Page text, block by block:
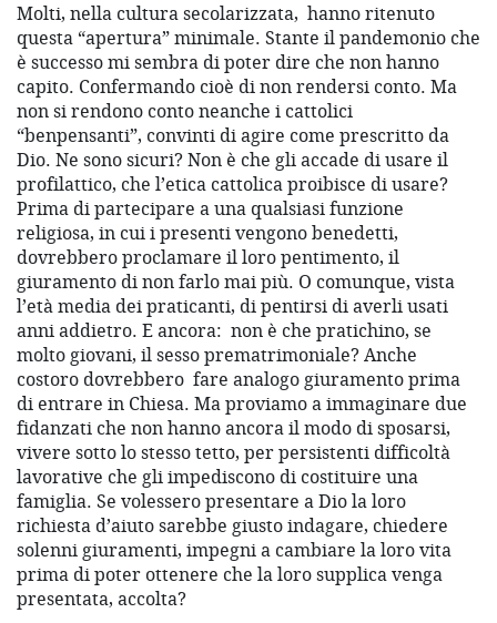
Molti, nella cultura secolarizzata, hanno ritenuto
questa “apertura” minimale. Stante il pandemonio che
è successo mi sembra di poter dire che non hanno
capito. Confermando cioè di non rendersi conto. Ma
non si rendono conto neanche i cattolici
“benpensanti”, convinti di agire come prescritto da
Dio. Ne sono sicuri? Non è che gli accade di usare il
profilattico, che l’etica cattolica proibisce di usare?
Prima di partecipare a una qualsiasi funzione
religiosa, in cui i presenti vengono benedetti,
dovrebbero proclamare il loro pentimento, il
giuramento di non farlo mai più. O comunque, vista
l’età media dei praticanti, di pentirsi di averli usati
anni addietro. E ancora: non è che pratichino, se
molto giovani, il sesso prematrimoniale? Anche
costoro dovrebbero fare analogo giuramento prima
di entrare in Chiesa. Ma proviamo a immaginare due
fidanzati che non hanno ancora il modo di sposarsi,
vivere sotto lo stesso tetto, per persistenti difficoltà
lavorative che gli impediscono di costituire una
famiglia. Se volessero presentare a Dio la loro
richiesta d’aiuto sarebbe giusto indagare, chiedere
solenni giuramenti, impegni a cambiare la loro vita
prima di poter ottenere che la loro supplica venga
presentata, accolta?